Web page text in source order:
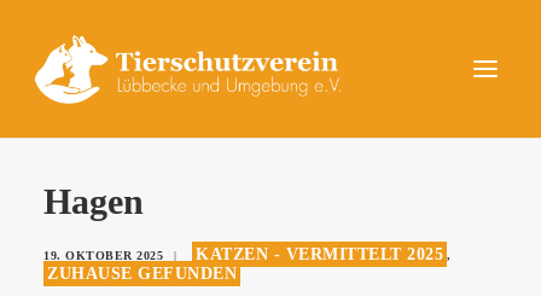
UNSERE TIERE
DAS TIERHEIM
Hagen
19. OKTOBER 2025 | KATZEN - VERMITTELT 2025 ,
ZUHAUSE GEFUNDEN